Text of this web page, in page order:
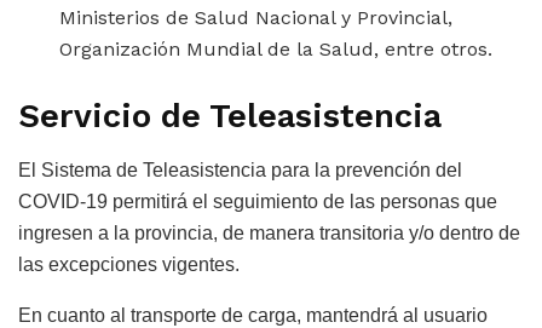
Ministerios de Salud Nacional y Provincial,
Organización Mundial de la Salud, entre otros.
Servicio de Teleasistencia
El Sistema de Teleasistencia para la prevención del
COVID-19 permitirá el seguimiento de las personas que
ingresen a la provincia, de manera transitoria y/o dentro de
las excepciones vigentes.
En cuanto al transporte de carga, mantendrá al usuario